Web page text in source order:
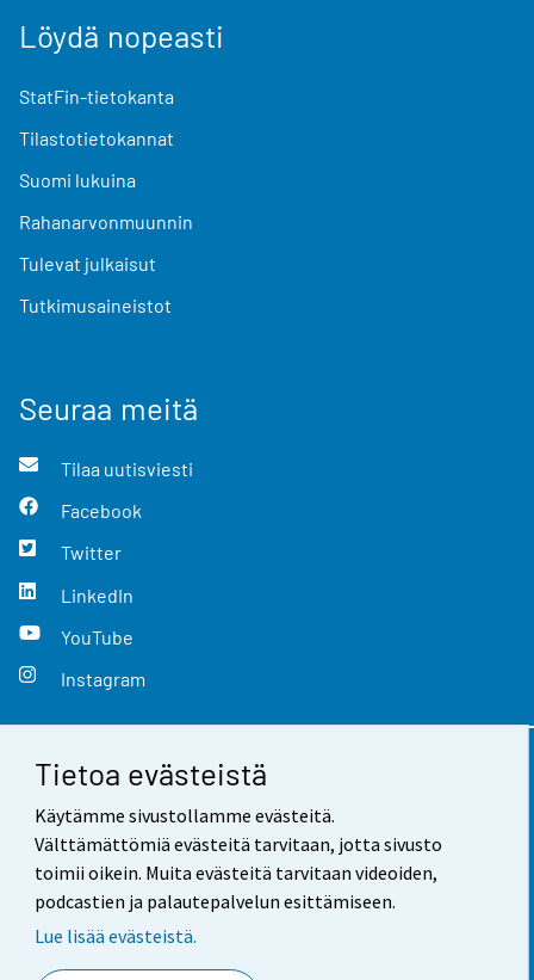
Tietoa evästeistä
Käytämme sivustollamme evästeitä.
Välttämättömiä evästeitä tarvitaan, jotta sivusto
toimii oikein. Muita evästeitä tarvitaan videoiden,
podcastien ja palautepalvelun esittämiseen.
Lue lisää evästeistä.
Löydä nopeasti
StatFin-tietokanta
Tilastotietokannat
Suomi lukuina
Rahanarvonmuunnin
Tulevat julkaisut
Tutkimusaineistot
Seuraa meitä
Tilaa uutisviesti
Facebook
Twitter
LinkedIn
YouTube
Instagram
Yhteystiedot
Palaute
Käyttöehdot
Saavutettavuus